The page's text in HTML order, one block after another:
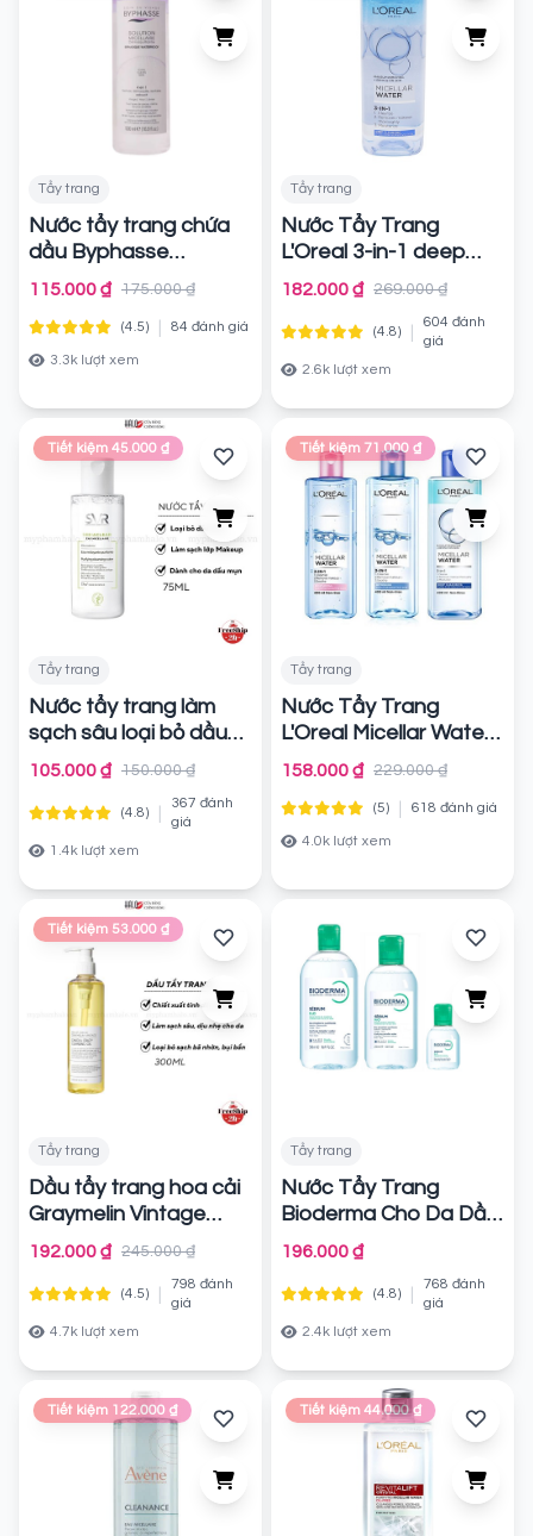
Tẩy trang
Nước tẩy trang chứa
dầu Byphasse
Waterproof Micellar
Total Clean Skin
Chính hãng
115.000 ₫ 175.000 ₫
(4.5) 84 đánh giá
3.3k lượt xem
Tẩy trang
Nước Tẩy Trang
L'Oreal 3-in-1 deep
Cleansing
Chính hãng
182.000 ₫ 269.000 ₫
(4.8)
604 đánh
giá
2.6k lượt xem
Tiết kiệm 45.000 ₫
Tẩy trang
Nước tẩy trang làm
sạch sâu loại bỏ dầu
nhờn SVR Sebiaclear
Eau Micellaire
hãng
105.000 ₫ 150.000 ₫
(4.8)
367 đánh
giá
1.4k lượt xem
Tiết kiệm 71.000 ₫
Tẩy trang
Nước Tẩy Trang
L'Oreal Micellar Water
3-in-1.
Chính hãng
158.000 ₫ 229.000 ₫
(5) 618 đánh giá
4.0k lượt xem
Tiết kiệm 53.000 ₫
Tẩy trang
Dầu tẩy trang hoa cải
Graymelin Vintage
Canola Crazy
192.000 ₫ 245.000 ₫
(4.5)
798 đánh
giá
4.7k lượt xem
Tẩy trang
Nước Tẩy Trang
Bioderma Cho Da Dầu,
Da Hỗn Hợp, Da Mụn
Sebium H2O
hãng
196.000 ₫
(4.8)
768 đánh
giá
2.4k lượt xem
Tiết kiệm 122.000 ₫ Tiết kiệm 44.000 ₫